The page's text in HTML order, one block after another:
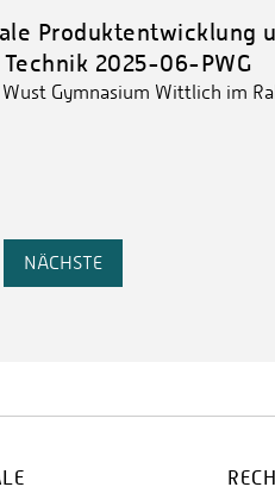
Produktentwicklung
2025-06-PWG
Gymnasium Wittlich im
NÄCHSTE